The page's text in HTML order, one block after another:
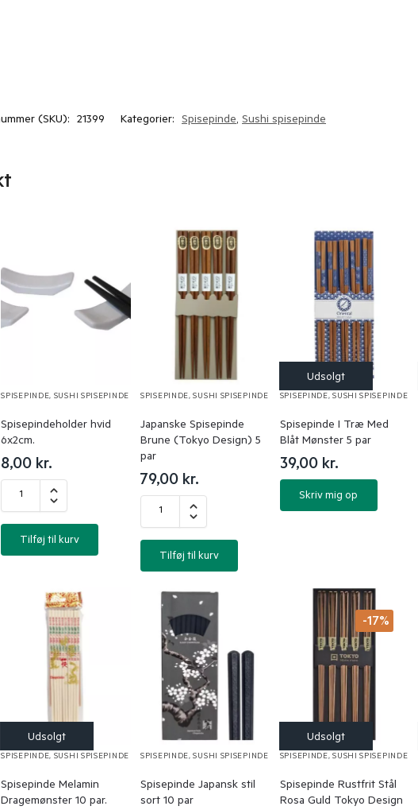
(SKU): 21399 Kategorier: Spisepinde, Sushi spisepinde
SPISEPINDE, SUSHI SPISEPINDE
Spisepindeholder hvid
6x2cm.
8,00 kr.
Tilføj til kurv
SPISEPINDE,SUSHI SPISEPINDE
Japanske Spisepinde
Brune (Tokyo Design) 5
par
79,00 kr.
Tilføj til kurv
SPISEPINDE,SUSHI SPISEPINDE
Spisepinde I Træ Med
Blåt Mønster 5 par
39,00 kr.
Skriv mig op
SPISEPINDE, SUSHI SPISEPINDE
Spisepinde Melamin
Dragemønster 10 par.
SPISEPINDE,SUSHI SPISEPINDE
Spisepinde Japansk stil
sort 10 par
-17%
SPISEPINDE,SUSHI SPISEPINDE
Spisepinde Rustfrit Stål
Rosa Guld Tokyo Design